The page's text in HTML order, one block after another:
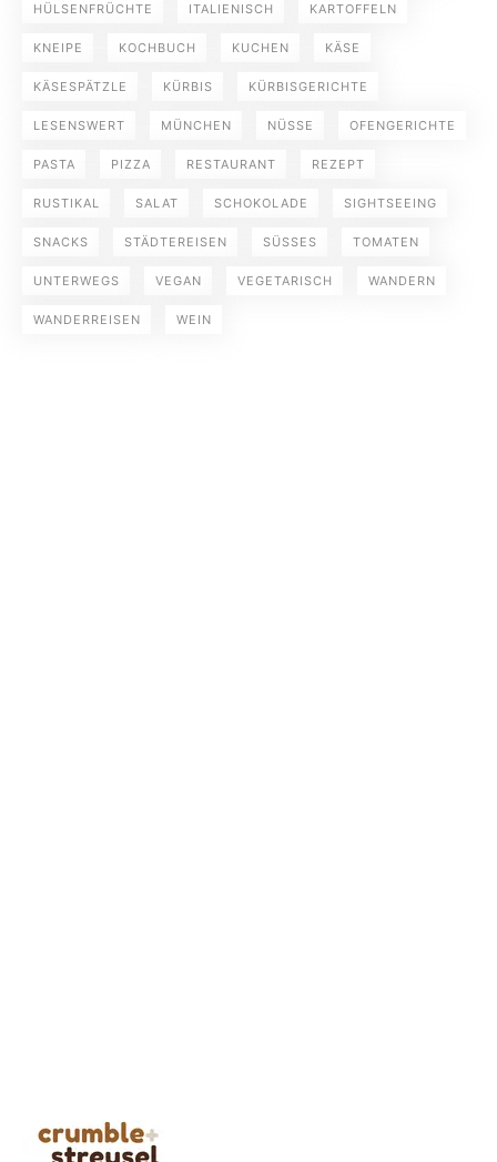
HÜLSENFRÜCHTE ITALIENISCH KARTOFFELN
KNEIPE KOCHBUCH KUCHEN KÄSE
KÄSESPÄTZLE KÜRBIS KÜRBISGERICHTE
LESENSWERT MÜNCHEN NÜSSE OFENGERICHTE
PASTA PIZZA RESTAURANT REZEPT
RUSTIKAL SALAT SCHOKOLADE SIGHTSEEING
SNACKS STÄDTEREISEN SÜSSES TOMATEN
UNTERWEGS VEGAN VEGETARISCH WANDERN
WANDERREISEN WEIN